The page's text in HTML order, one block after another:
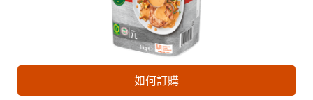
如何訂購